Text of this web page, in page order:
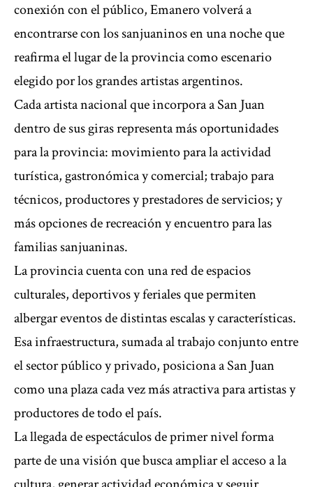
conexión con el público, Emanero volverá a
encontrarse con los sanjuaninos en una noche que
reafirma el lugar de la provincia como escenario
elegido por los grandes artistas argentinos.
Cada artista nacional que incorpora a San Juan
dentro de sus giras representa más oportunidades
para la provincia: movimiento para la actividad
turística, gastronómica y comercial; trabajo para
técnicos, productores y prestadores de servicios; y
más opciones de recreación y encuentro para las
familias sanjuaninas.
La provincia cuenta con una red de espacios
culturales, deportivos y feriales que permiten
albergar eventos de distintas escalas y características.
Esa infraestructura, sumada al trabajo conjunto entre
el sector público y privado, posiciona a San Juan
como una plaza cada vez más atractiva para artistas y
productores de todo el país.
La llegada de espectáculos de primer nivel forma
parte de una visión que busca ampliar el acceso a la